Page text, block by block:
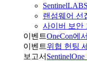
랜섬웨어 선
사이버 보안
이벤트OneCon에
이벤트위협 헌팅
보고서